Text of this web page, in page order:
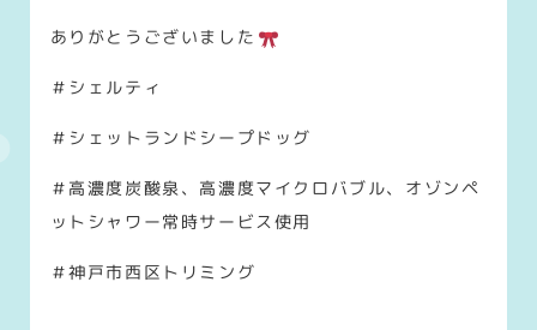
ありがとうございました
＃シェルティ
＃シェットランドシープドッグ
＃高濃度炭酸泉、高濃度マイクロバブル、オゾンペ
ットシャワー常時サービス使用
＃神戸市西区トリミング